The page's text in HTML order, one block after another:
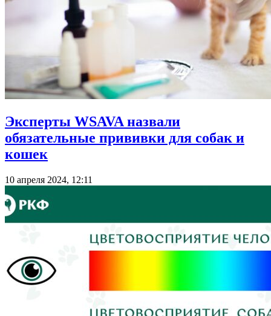
Эксперты WSAVA назвали
обязательные прививки для собак и
кошек
10 апреля 2024, 12:11